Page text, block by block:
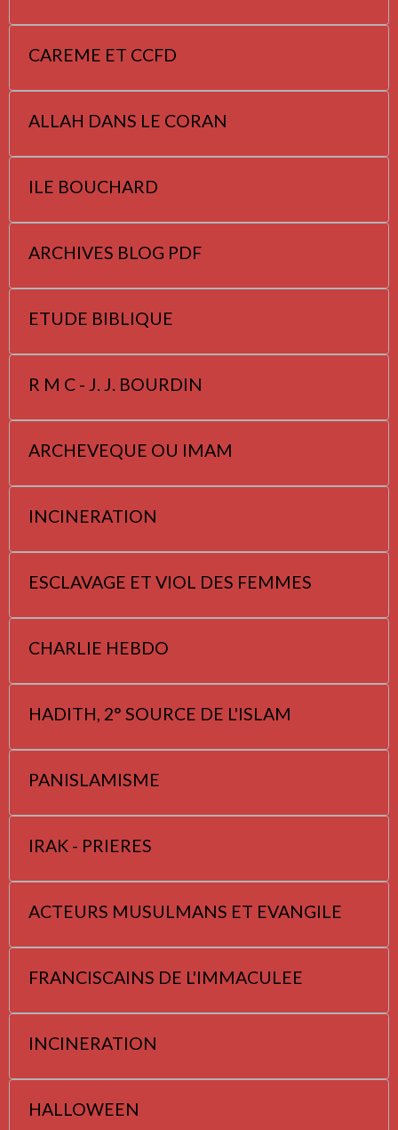
CAREME ET CCFD
ALLAH DANS LE CORAN
ILE BOUCHARD
ARCHIVES BLOG PDF
ETUDE BIBLIQUE
R M C - J. J. BOURDIN
ARCHEVEQUE OU IMAM
INCINERATION
ESCLAVAGE ET VIOL DES FEMMES
CHARLIE HEBDO
HADITH, 2° SOURCE DE L'ISLAM
PANISLAMISME
IRAK - PRIERES
ACTEURS MUSULMANS ET EVANGILE
FRANCISCAINS DE L'IMMACULEE
INCINERATION
HALLOWEEN